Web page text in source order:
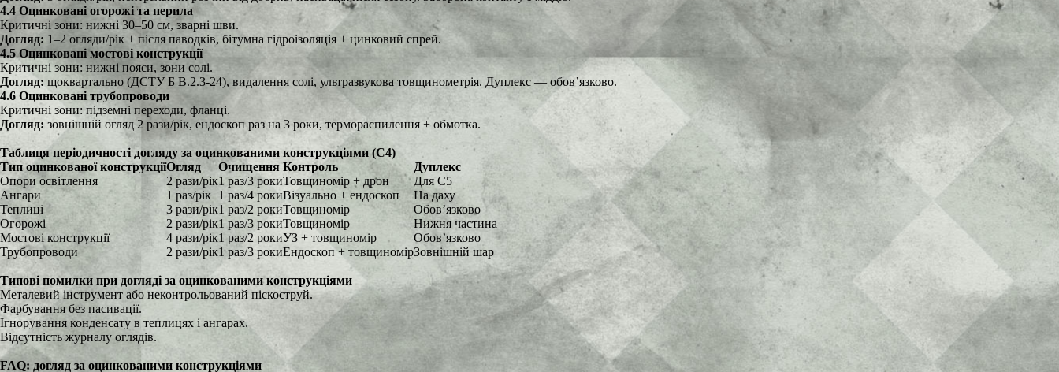
4.4 Оцинковані огорожі та перила
Критичні зони: нижні 30–50 см, зварні шви.
Догляд: 1–2 огляди/рік + після паводків, бітумна гідроізоляція + цинковий спрей.
4.5 Оцинковані мостові конструкції
Критичні зони: нижні пояси, зони солі.
Догляд: щоквартально (ДСТУ Б В.2.3-24), видалення солі, ультразвукова товщинометрія. Дуплекс — обов’язково.
4.6 Оцинковані трубопроводи
Критичні зони: підземні переходи, фланці.
Догляд: зовнішній огляд 2 рази/рік, ендоскоп раз на 3 роки, термораспилення + обмотка.
Таблиця періодичності догляду за оцинкованими конструкціями (C4)
Тип оцинкованої конструкціїОгляд Очищення Контроль
Дуплекс
Опори освітлення
2 рази/рік1 раз/3 рокиТовщиномір + дрон
Для C5
Ангари
1 раз/рік 1 раз/4 рокиВізуально + ендоскоп
На даху
Теплиці
3 рази/рік1 раз/2 рокиТовщиномір
Обов’язково
Огорожі
2 рази/рік1 раз/3 рокиТовщиномір
Нижня частина
Мостові конструкції
4 рази/рік1 раз/2 рокиУЗ + товщиномір
Обов’язково
Трубопроводи
2 рази/рік1 раз/3 рокиЕндоскоп + товщиномірЗовнішній шар
Типові помилки при догляді за оцинкованими конструкціями
Металевий інструмент або неконтрольований піскоструй.
Фарбування без пасивації.
Ігнорування конденсату в теплицях і ангарах.
Відсутність журналу оглядів.
FAQ: догляд за оцинкованими конструкціями